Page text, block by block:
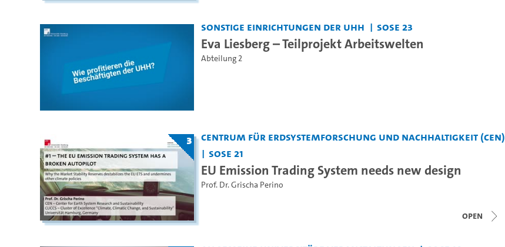
Sonstige Einrichtungen der UHH SoSe 23
Eva Liesberg – Teilprojekt Arbeitswelten
Abteilung 2
3
Centrum für Erdsystemforschung und Nachhaltigkeit (CEN)
SoSe 21
EU Emission Trading System needs new design
Prof. Dr. Grischa Perino
open